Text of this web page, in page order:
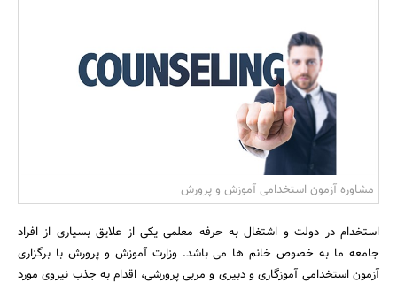
مسکن و ساختمان
مشاوره آزمون استخدامی آموزش و پرورش
استخدام در دولت و اشتغال به حرفه معلمی یکی از علایق بسیاری از افراد
جامعه ما به خصوص خانم ها می باشد. وزارت آموزش و پرورش با برگزاری
آزمون استخدامی آموزگاری و دبیری و مربی پرورشی، اقدام به جذب نیروی مورد